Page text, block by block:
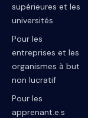
supérieures et les
universités
Pour les
entreprises et les
organismes à but
non lucratif
Pour les
apprenant.e.s